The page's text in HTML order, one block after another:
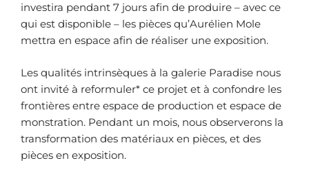
investira pendant 7 jours afin de produire – avec ce
qui est disponible – les pièces qu’Aurélien Mole
mettra en espace afin de réaliser une exposition.
Les qualités intrinsèques à la galerie Paradise nous
ont invité à reformuler* ce projet et à confondre les
frontières entre espace de production et espace de
monstration. Pendant un mois, nous observerons la
transformation des matériaux en pièces, et des
pièces en exposition.